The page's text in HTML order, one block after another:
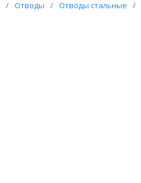
/ Отводы / Отводы стальные /